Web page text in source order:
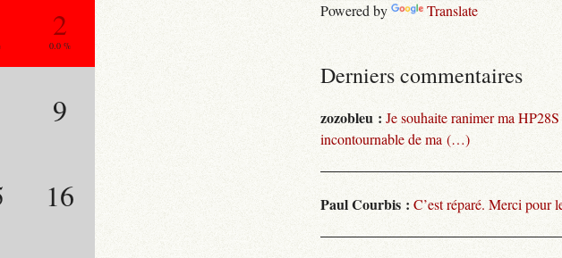
2
0.0 %
9
16
Powered by Translate
Derniers commentaires
zozobleu : Je souhaite ranimer ma
incontournable de ma (…)
Paul Courbis : C’est réparé. Merci pour